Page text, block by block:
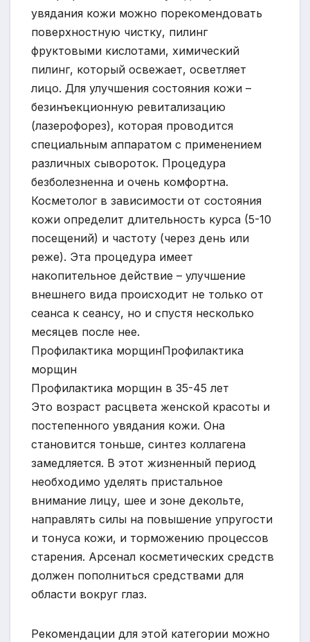
увядания кожи можно порекомендовать
поверхностную чистку, пилинг
фруктовыми кислотами, химический
пилинг, который освежает, осветляет
лицо. Для улучшения состояния кожи –
безинъекционную ревитализацию
(лазерофорез), которая проводится
специальным аппаратом с применением
различных сывороток. Процедура
безболезненна и очень комфортна.
Косметолог в зависимости от состояния
кожи определит длительность курса (5-10
посещений) и частоту (через день или
реже). Эта процедура имеет
накопительное действие – улучшение
внешнего вида происходит не только от
сеанса к сеансу, но и спустя несколько
месяцев после нее.
Профилактика морщинПрофилактика
морщин
Профилактика морщин в 35-45 лет
Это возраст расцвета женской красоты и
постепенного увядания кожи. Она
становится тоньше, синтез коллагена
замедляется. В этот жизненный период
необходимо уделять пристальное
внимание лицу, шее и зоне декольте,
направлять силы на повышение упругости
и тонуса кожи, и торможению процессов
старения. Арсенал косметических средств
должен пополниться средствами для
области вокруг глаз.
Рекомендации для этой категории можно